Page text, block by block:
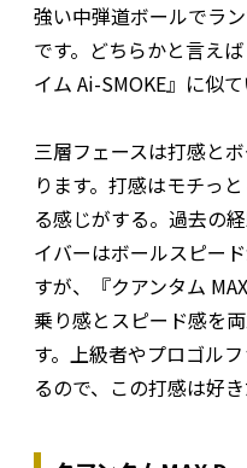
強い中弾道ボールでラ
です。どちらかと言え
イム Ai-SMOKE』に似
三層フェースは打感と
ります。打感はモチっ
る感じがする。過去の
イバーはボールスピー
すが、『クアンタム
乗り感とスピード感を
す。上級者やプロゴル
るので、この打感は好き